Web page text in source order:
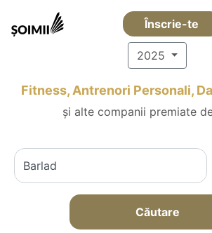
Înscrie-te
2025
Fitness, Antrenori Personali,
și alte companii premiate
Căutare